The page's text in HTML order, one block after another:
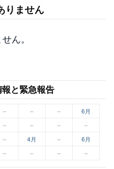
りません
ん。
と緊急報告
– – –
6月
– – – –
– 4月 –
6月
– – – –